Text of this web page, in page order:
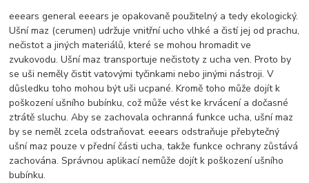
eeears general eeears je opakovaně použitelný a tedy ekologický.
Ušní maz (cerumen) udržuje vnitřní ucho vlhké a čistí jej od prachu,
nečistot a jiných materiálů, které se mohou hromadit ve
zvukovodu. Ušní maz transportuje nečistoty z ucha ven. Proto by
se uši neměly čistit vatovými tyčinkami nebo jinými nástroji. V
důsledku toho mohou být uši ucpané. Kromě toho může dojít k
poškození ušního bubínku, což může vést ke krvácení a dočasné
ztrátě sluchu. Aby se zachovala ochranná funkce ucha, ušní maz
by se neměl zcela odstraňovat. eeears odstraňuje přebytečný
ušní maz pouze v přední části ucha, takže funkce ochrany zůstává
zachována. Správnou aplikací nemůže dojít k poškození ušního
bubínku.